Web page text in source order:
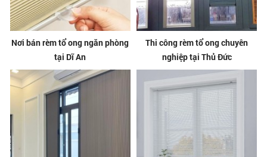
Nơi bán rèm tổ ong ngăn phòng
tại Dĩ An
Thi công rèm tổ ong chuyên
nghiệp tại Thủ Đức